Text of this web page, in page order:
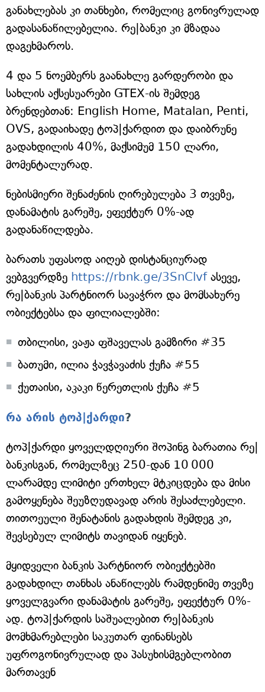
განახლებას კი თანხები, რომელიც გონივრულად
გადასანაწილებელია. რე|ბანკი კი მზადაა
დაგეხმაროს.
4 და 5 ნოემბერს გაანახლე გარდერობი და
სახლის აქსესუარები GTEX-ის შემდეგ
ბრენდებთან: English Home, Matalan, Penti,
OVS, გადაიხადე ტოპ|ქარდით და დაიბრუნე
გადახდილის 40%, მაქსიმუმ 150 ლარი,
მომენტალურად.
ნებისმიერი შენაძენის ღირებულება 3 თვეზე,
დანამატის გარეშე, ეფექტურ 0%-ად
გადანაწილდება.
ბარათს უფასოდ აიღებ დისტანციურად
ვებგვერდზე https://rbnk.ge/3SnClvfასევე,
რე|ბანკის პარტნიორ სავაჭრო და მომსახურე
ობიექტებსა და ფილიალებში:
თბილისი, ვაჟა ფშაველას გამზირი #35
ბათუმი, ილია ჭავჭავაძის ქუჩა #55
ქუთაისი, აკაკი წერეთლის ქუჩა #5
რა არის ტოპ|ქარდი?
ტოპ|ქარდი ყოველდღიური შოპინგ ბარათია რე|
ბანკისგან, რომელზეც 250-დან 10 000
ლარამდე ლიმიტი ერთხელ მტკიცდება და მისი
გამოყენება შეუზღუდავად არის შესაძლებელი.
თითოეული შენატანის გადახდის შემდეგ კი,
შევსებულ ლიმიტს თავიდან იყენებ.
მყიდველი ბანკის პარტნიორ ობიექტებში
გადახდილ თანხას ანაწილებს რამდენიმე თვეზე
ყოველგვარი დანამატის გარეშე, ეფექტურ 0%-
ად. ტოპ|ქარდის საშუალებით რე|ბანკის
მომხმარებლები საკუთარ ფინანსებს
უფროგონივრულად და პასუხისმგებლობით
მართავენ